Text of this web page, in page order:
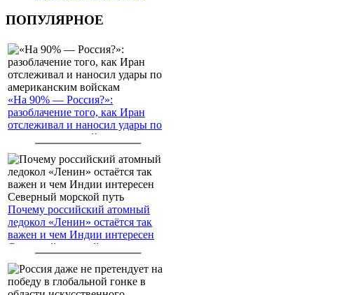
ПОПУЛЯРНОЕ
«На 90% — Россия?»:
разоблачение того, как Иран
отслеживал и наносил удары по
американским войскам
Почему российский атомный
ледокол «Ленин» остаётся так
важен и чем Индии интересен
Северный морской путь